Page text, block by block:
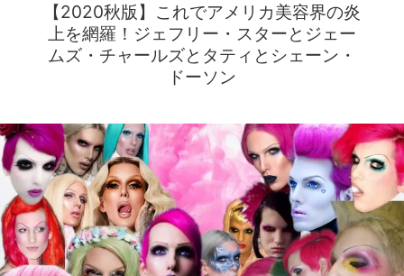
【2020秋版】これでアメリカ美容界の炎
上を網羅！ジェフリー・スターとジェー
ムズ・チャールズとタティとシェーン・
ドーソン